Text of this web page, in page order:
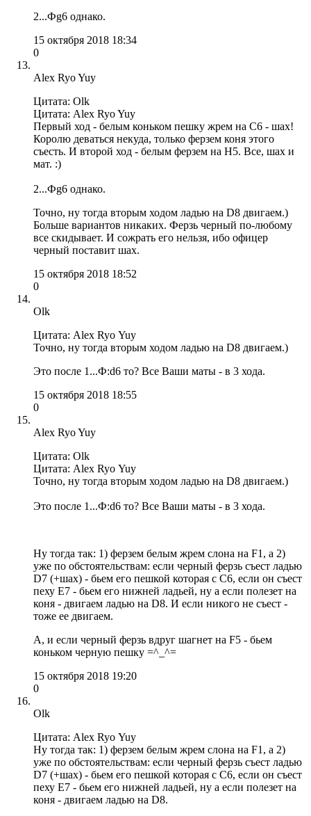
2...Фg6 однако.
15 октября 2018 18:34
0
Alex Ryo Yuy
Цитата: Olk
Цитата: Alex Ryo Yuy
Первый ход - белым коньком пешку жрем на С6 - шах!
Королю деваться некуда, только ферзем коня этого
съесть. И второй ход - белым ферзем на H5. Все, шах и
мат. :)
2...Фg6 однако.
Точно, ну тогда вторым ходом ладью на D8 двигаем.)
Больше вариантов никаких. Ферзь черный по-любому
все скидывает. И сожрать его нельзя, ибо офицер
черный поставит шах.
15 октября 2018 18:52
0
Olk
Цитата: Alex Ryo Yuy
Точно, ну тогда вторым ходом ладью на D8 двигаем.)
Это после 1...Ф:d6 то? Все Ваши маты - в 3 хода.
15 октября 2018 18:55
0
Alex Ryo Yuy
Цитата: Olk
Цитата: Alex Ryo Yuy
Точно, ну тогда вторым ходом ладью на D8 двигаем.)
Это после 1...Ф:d6 то? Все Ваши маты - в 3 хода.
Ну тогда так: 1) ферзем белым жрем слона на F1, а 2)
уже по обстоятельствам: если черный ферзь съест ладью
D7 (+шах) - бьем его пешкой которая с C6, если он съест
пеху Е7 - бьем его нижней ладьей, ну а если полезет на
коня - двигаем ладью на D8. И если никого не съест -
тоже ее двигаем.
А, и если черный ферзь вдруг шагнет на F5 - бьем
коньком черную пешку =^_^=
15 октября 2018 19:20
0
Olk
Цитата: Alex Ryo Yuy
Ну тогда так: 1) ферзем белым жрем слона на F1, а 2)
уже по обстоятельствам: если черный ферзь съест ладью
D7 (+шах) - бьем его пешкой которая с C6, если он съест
пеху Е7 - бьем его нижней ладьей, ну а если полезет на
коня - двигаем ладью на D8.